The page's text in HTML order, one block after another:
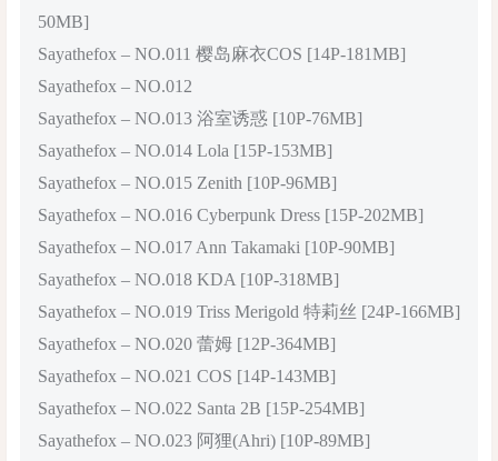
50MB]
Sayathefox – NO.011 樱岛麻衣COS [14P-181MB]
Sayathefox – NO.012
Sayathefox – NO.013 浴室诱惑 [10P-76MB]
Sayathefox – NO.014 Lola [15P-153MB]
Sayathefox – NO.015 Zenith [10P-96MB]
Sayathefox – NO.016 Cyberpunk Dress [15P-202MB]
Sayathefox – NO.017 Ann Takamaki [10P-90MB]
Sayathefox – NO.018 KDA [10P-318MB]
Sayathefox – NO.019 Triss Merigold 特莉丝 [24P-166MB]
Sayathefox – NO.020 蕾姆 [12P-364MB]
Sayathefox – NO.021 COS [14P-143MB]
Sayathefox – NO.022 Santa 2B [15P-254MB]
Sayathefox – NO.023 阿狸(Ahri) [10P-89MB]